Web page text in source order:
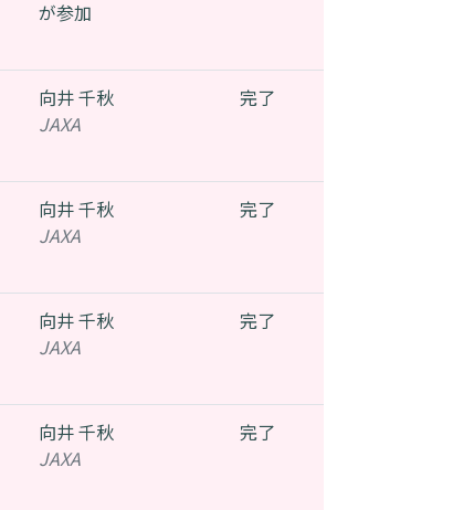
が参加
向井 千秋
JAXA
完了
向井 千秋
JAXA
完了
向井 千秋
JAXA
完了
向井 千秋
JAXA
完了